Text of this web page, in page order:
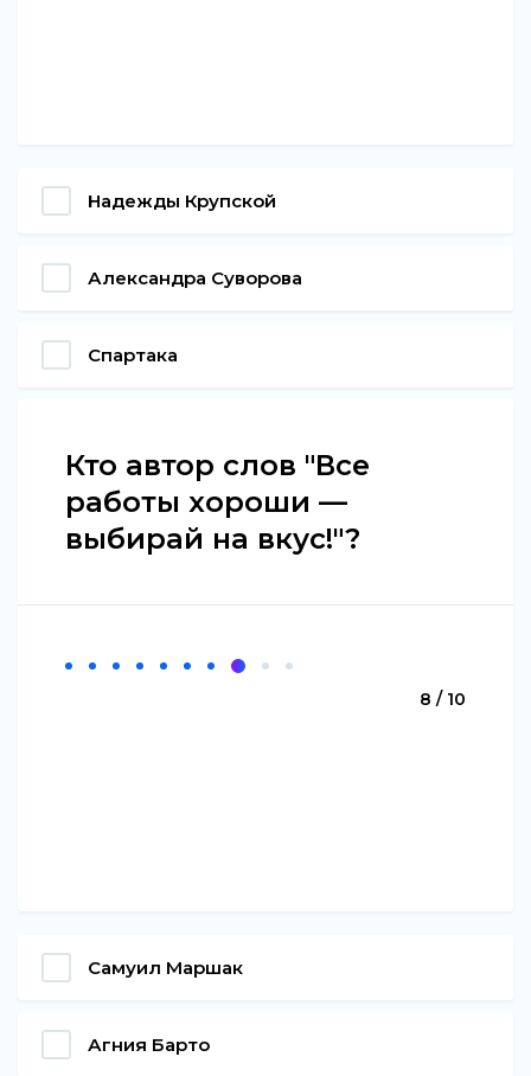
Надежды Крупской
Александра Суворова
Спартака
Кто автор слов "Все
работы хороши —
выбирай на вкус!"?
8 / 10
Самуил Маршак
Агния Барто